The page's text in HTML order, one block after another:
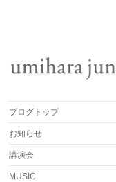
ブログトップ
お知らせ
講演会
MUSIC